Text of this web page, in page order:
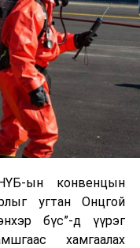
ын конвенцын
угтан Онцгой
бүс”-д үүрэг
хамгаалах